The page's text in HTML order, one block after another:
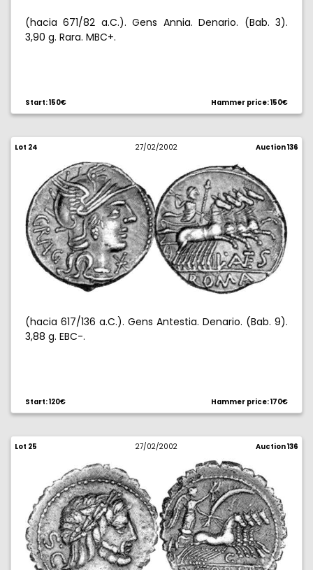
(hacia 671/82 a.C.). Gens Annia. Denario. (Bab. 3).
3,90 g. Rara. MBC+.
Start: 150€ Hammer price: 150€
Lot 24 27/02/2002 Auction 136
(hacia 617/136 a.C.). Gens Antestia. Denario. (Bab. 9).
3,88 g. EBC-.
Start: 120€ Hammer price: 170€
Lot 25 27/02/2002 Auction 136